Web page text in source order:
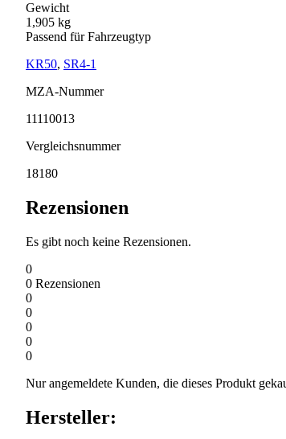
Gewicht
1,905 kg
Passend für Fahrzeugtyp
KR50, SR4-1
MZA-Nummer
11110013
Vergleichsnummer
18180
Rezensionen
Es gibt noch keine Rezensionen.
0
0 Rezensionen
0
0
0
0
0
Nur angemeldete Kunden, die dieses Produkt
Hersteller: